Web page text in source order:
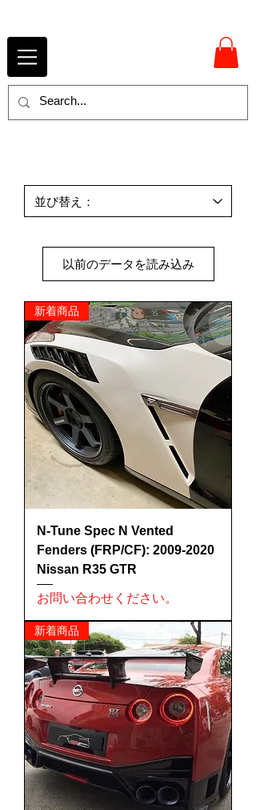
以前のデータを読み込み
新着商品
N-Tune Spec N Vented
Fenders (FRP/CF): 2009-2020
Nissan R35 GTR
お問い合わせください。
新着商品